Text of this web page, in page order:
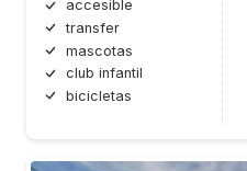
accesible
transfer
mascotas
club infantil
bicicletas